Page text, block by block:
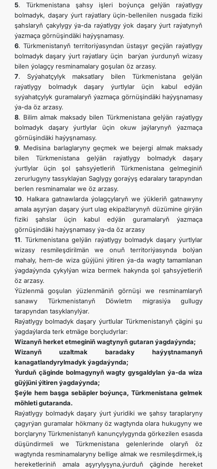
5. Türkmenistana şahsy işleri boýunça gelýän raýatlygy
bolmadyk, daşary ýurt raýatlary üçin-bellenilen nusgada fiziki
şahslaryň çakylygy ýa-da raýatlygy ýok daşary ýurt raýatynyň
ýazmaça görnüşindäki haýyşnamasy.
6. Türkmenistanyň territoriýasyndan üstaşyr geçýän raýatlygy
bolmadyk daşary ýurt raýatlary üçin barýan ýurdunyň wizasy
bilen ýolagçy resminamalary goşulan öz arzasy.
7. Syýahatçylyk maksatlary bilen Türkmenistana gelýän
raýatlygy bolmadyk daşary ýurtlylar üçin kabul edýän
syýahatçylyk guramalaryň ýazmaça görnüşindäki haýyşnamasy
ýa-da öz arzasy.
8. Bilim almak maksady bilen Türkmenistana gelýän raýatlygy
bolmadyk daşary ýurtlylar üçin okuw jaýlarynyň ýazmaça
görnüşindäki haýyşnamasy.
9. Medisina barlaglaryny geçmek we bejergi almak maksady
bilen Türkmenistana gelýän raýatlygy bolmadyk daşary
ýurtlylar üçin şol şahsyýetleriň Türkmenistana gelmeginiň
zerurlugyny tassyklaýan Saglygy goraýyş edaralary tarapyndan
berlen resminamalar we öz arzasy.
10. Halkara gatnawlarda ýolagçylaryň we ýükleriň gatnawyny
amala aşyrýan daşary ýurt ulag ekipažlarynyň düzümine girýän
fiziki şahslar üçin kabul edýän guramalaryň ýazmaça
görnüşindäki haýyşnamasy ýa-da öz arzasy
11. Türkmenistana gelýän raýatlygy bolmadyk daşary ýurtlylar
wizasy resmileşdirilmän we onuň territoriýasynda bolýan
mahaly, hem-de wiza güýjüni ýitiren ýa-da wagty tamamlanan
ýagdaýynda çykylýan wiza bermek hakynda şol şahsyýetleriň
öz arzasy.
Ýüzlenmä goşulan ýüzlenmäniň görnüşi we resminamlaryň
sanawy Türkmenistanyň Döwletm migrasiýa gullugy
tarapyndan tasyklanylýar.
Raýatlygy bolmadyk daşary ýurtlular Türkmenistanyň çägini şu
ýagdaýlarda terk etmäge borçludyrlar:
Wizanyň herket etmeginiň wagtynyň gutaran ýagdaýynda;
Wizanyň uzaltmak baradaky haýyştnamanyň
kanagatlandyrylmadyk ýagdaýynda;
Ýurduň çäginde bolmagynyň wagty gysgaldylan ýa-da wiza
güýjüni ýitiren ýagdaýynda;
Şeýle hem başga sebäpler boýunça, Türkmenistana gelmek
möhleti gutaranda.
Raýatlygy bolmadyk daşary ýurt ýuridiki we şahsy taraplaryny
çagyrýan guramalar hökmany öz wagtynda olara hukugyny we
borçlaryny Türkmenistanyň kanunçylygynda görkezilen esasda
düşündirmeli we Türkmenistana gelenlerinde olaryň öz
wagtynda resminamalaryny bellige almak we resmileşdirmek,iş
hereketleriniň amala aşyrylyşyna,ýurduň çäginde hereket